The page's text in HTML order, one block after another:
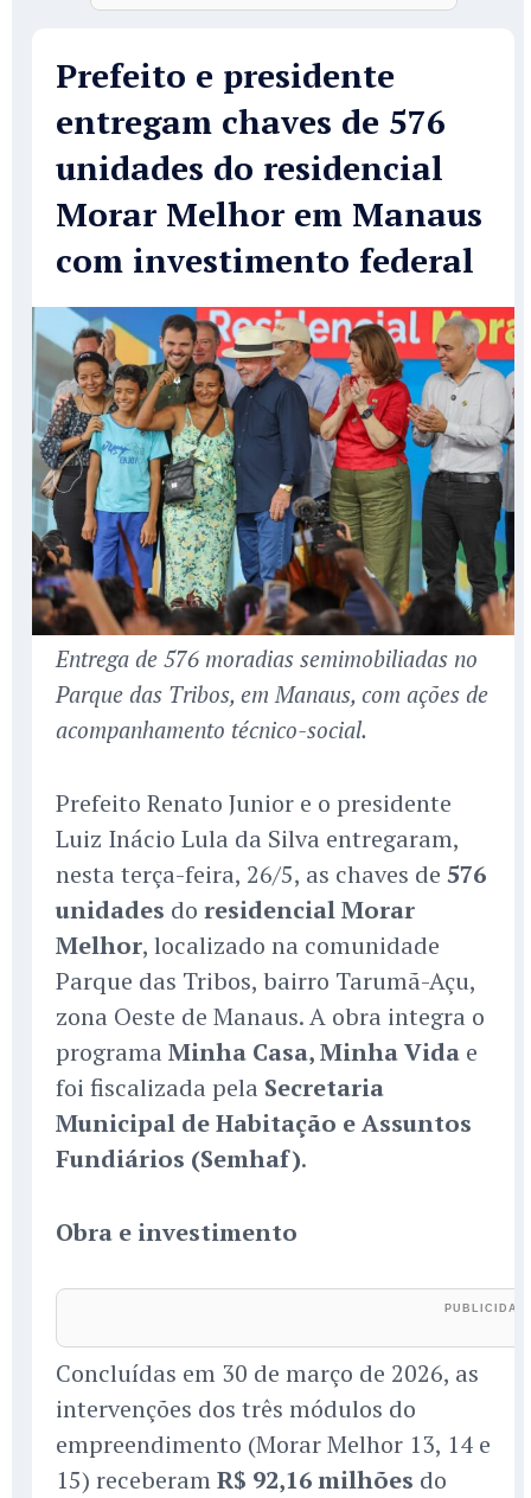
Prefeito e presidente
entregam chaves de 576
unidades do residencial
Morar Melhor em Manaus
com investimento federal
Entrega de 576 moradias semimobiliadas no
Parque das Tribos, em Manaus, com ações de
acompanhamento técnico-social.
Prefeito Renato Junior e o presidente
Luiz Inácio Lula da Silva entregaram,
nesta terça-feira, 26/5, as chaves de 576
unidades do residencial Morar
Melhor, localizado na comunidade
Parque das Tribos, bairro Tarumã-Açu,
zona Oeste de Manaus. A obra integra o
programa Minha Casa, Minha Vida e
foi fiscalizada pela Secretaria
Municipal de Habitação e Assuntos
Fundiários (Semhaf).
Obra e investimento
Concluídas em 30 de março de 2026, as
intervenções dos três módulos do
empreendimento (Morar Melhor 13, 14 e
15) receberamR$ 92,16 milhões do